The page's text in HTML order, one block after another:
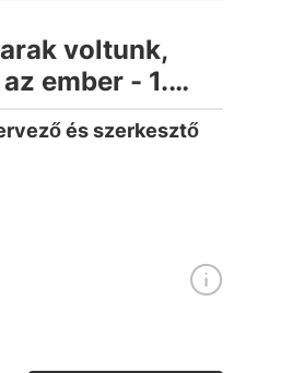
voltunk,
ember - 1.
és szerkesztő